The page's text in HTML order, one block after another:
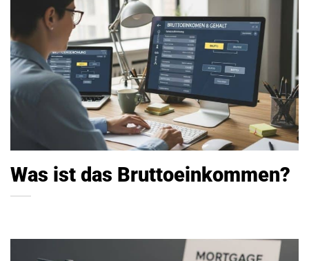
Was ist das Bruttoeinkommen?